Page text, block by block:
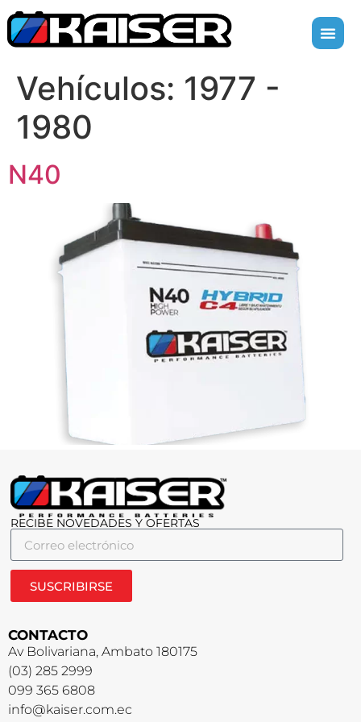
Vehículos: 1977 -
1980
N40
RECIBE NOVEDADES Y OFERTAS
SUSCRIBIRSE
CONTACTO
Av Bolivariana, Ambato 180175
(03) 285 2999
099 365 6808
info@kaiser.com.ec